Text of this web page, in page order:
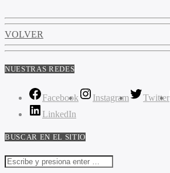
VOLVER
NUESTRAS REDES
Facebook Instagram Twitter
LinkedIn
BUSCAR EN EL SITIO